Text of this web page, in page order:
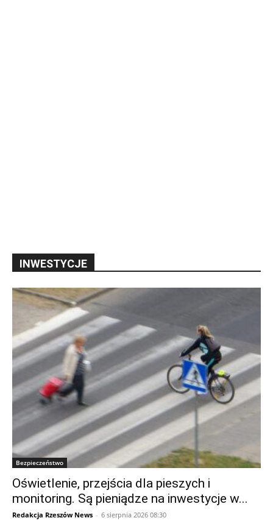
INWESTYCJE
Bezpieczeństwo
Oświetlenie, przejścia dla pieszych i
monitoring. Są pieniądze na inwestycje w...
Redakcja Rzeszów News - 6 sierpnia 2026 08:30